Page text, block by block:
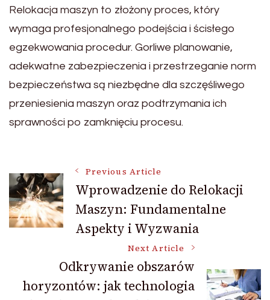
Relokacja maszyn to złożony proces, który
wymaga profesjonalnego podejścia i ścisłego
egzekwowania procedur. Gorliwe planowanie,
adekwatne zabezpieczenia i przestrzeganie norm
bezpieczeństwa są niezbędne dla szczęśliwego
przeniesienia maszyn oraz podtrzymania ich
sprawności po zamknięciu procesu.
Post
Navigation
Previous Article
Wprowadzenie do Relokacji
Maszyn: Fundamentalne
Aspekty i Wyzwania
Next Article
Odkrywanie obszarów
horyzontów: jak technologia